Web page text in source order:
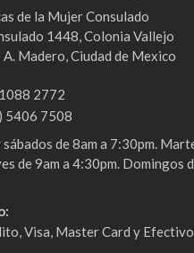
de la Mujer Consulado
1448, Colonia Vallejo
Madero, Ciudad de Mexico
2772
5406 7508
sábados de 8am a 7:30pm.
de 9am a 4:30pm. Domingos
Visa, Master Card y Efectivo